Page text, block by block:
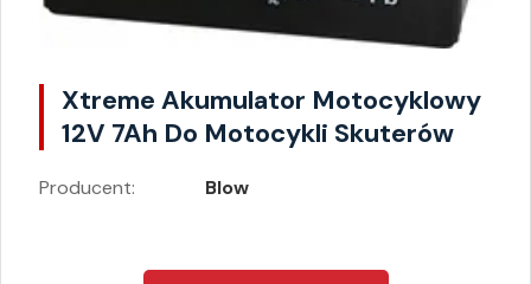
Xtreme Akumulator Motocyklowy
12V 7Ah Do Motocykli Skuterów
Producent: Blow